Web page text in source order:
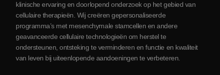
Contact opnemen
klinische ervaring en doorlopend onderzoek op het gebied van
cellulaire therapieën. Wij creëren gepersonaliseerde
programma’s met mesenchymale stamcellen en andere
geavanceerde cellulaire technologieën om herstel te
ondersteunen, ontsteking te verminderen en functie en kwaliteit
van leven bij uiteenlopende aandoeningen te verbeteren.